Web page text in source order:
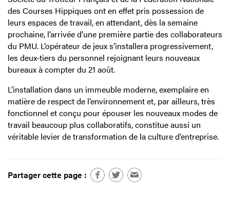
des Courses Hippiques ont en effet pris possession de
leurs espaces de travail, en attendant, dès la semaine
prochaine, l’arrivée d’une première partie des collaborateurs
du PMU. L’opérateur de jeux s’installera progressivement,
les deux-tiers du personnel rejoignant leurs nouveaux
bureaux à compter du 21 août.
L’installation dans un immeuble moderne, exemplaire en
matière de respect de l’environnement et, par ailleurs, très
fonctionnel et conçu pour épouser les nouveaux modes de
travail beaucoup plus collaboratifs, constitue aussi un
véritable levier de transformation de la culture d’entreprise.
Partager cette page :